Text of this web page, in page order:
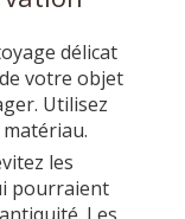
délicat
votre objet
Utilisez
les
pourraient
Les